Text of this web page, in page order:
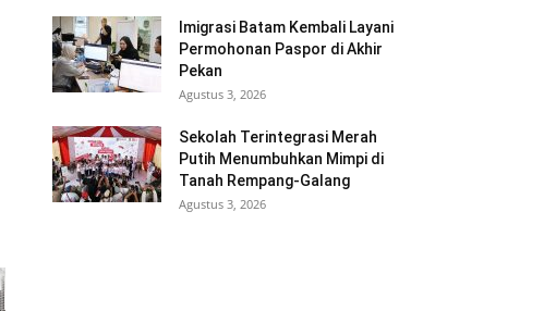
Imigrasi Batam Kembali Layani
Permohonan Paspor di Akhir
Pekan
Agustus 3, 2026
Sekolah Terintegrasi Merah
Putih Menumbuhkan Mimpi di
Tanah Rempang-Galang
Agustus 3, 2026